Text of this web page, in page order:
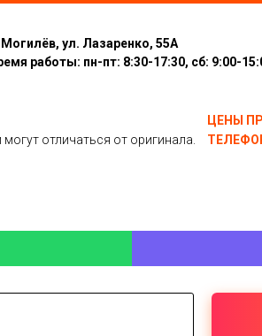
Могилёв, ул. Лазаренко, 55А
работы: пн-пт: 8:30-17:30, сб: 9:00-
ЦЕНЫ
отличаться от оригинала.